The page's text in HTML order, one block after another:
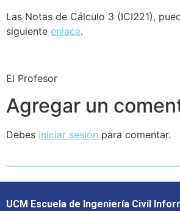
Las Notas de Cálculo 3 (ICI221),
siguiente enlace.
El Profesor
Agregar un
Debes iniciar sesión para comentar.
UCM Escuela de Ingeniería Civil